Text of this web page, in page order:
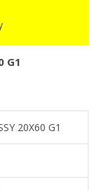
G1
20X60 G1